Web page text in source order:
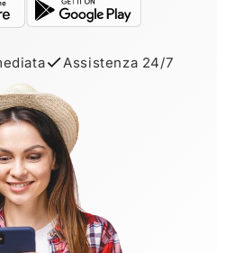
Assistenza 24/7